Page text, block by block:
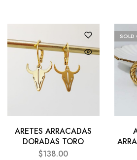
ARETES ARRACADAS
DORADAS TORO
$138.00
SOLD